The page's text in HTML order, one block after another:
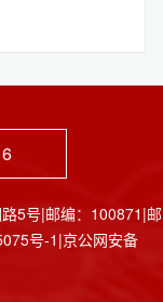
5号|邮编：100871|邮
号-1|京公网安备